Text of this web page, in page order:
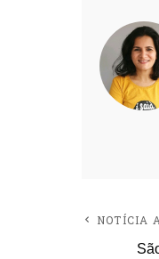
NOTÍCIA